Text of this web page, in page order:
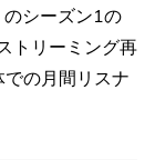
シーズン1の
トリーミング再
の月間リスナ